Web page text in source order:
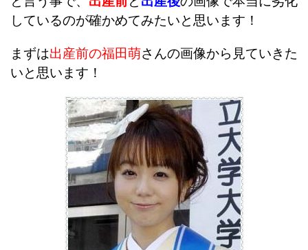
しているのが確かめてみたいと思います！
まずは出産前の福田萌さんの画像から見ていきた
いと思います！